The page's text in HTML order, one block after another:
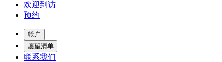
欢迎到访
预约
帐户
愿望清单
联系我们